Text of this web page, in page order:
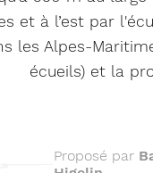
et à l’est par
les Alpes-
écueils) et la
Proposé par